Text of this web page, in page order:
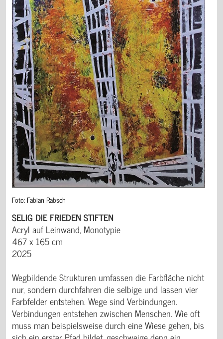
Foto: Fabian Rabsch
SELIG DIE FRIEDEN STIFTEN
Acryl auf Leinwand, Monotypie
467 x 165 cm
2025
Wegbildende Strukturen umfassen die Farbfläche nicht
nur, sondern durchfahren die selbige und lassen vier
Farbfelder entstehen. Wege sind Verbindungen.
Verbindungen entstehen zwischen Menschen. Wie oft
muss man beispielsweise durch eine Wiese gehen, bis